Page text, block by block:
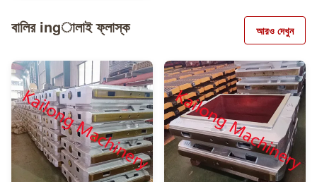
বালির ingালাই ফ্লাস্ক আরও দেখুন